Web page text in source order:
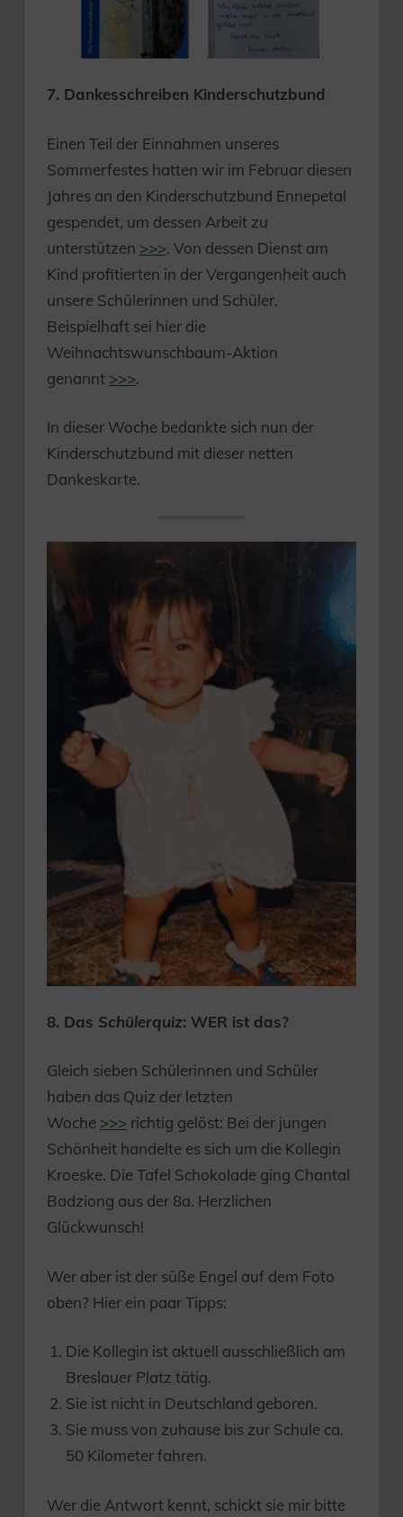
7. Dankesschreiben Kinderschutzbund
Einen Teil der Einnahmen unseres
Sommerfestes hatten wir im Februar diesen
Jahres an den Kinderschutzbund Ennepetal
gespendet, um dessen Arbeit zu
unterstützen >>>. Von dessen Dienst am
Kind profitierten in der Vergangenheit auch
unsere Schülerinnen und Schüler.
Beispielhaft sei hier die
Weihnachtswunschbaum-Aktion
genannt >>>.
In dieser Woche bedankte sich nun der
Kinderschutzbund mit dieser netten
Dankeskarte.
8. Das Schülerquiz: WER ist das?
Gleich sieben Schülerinnen und Schüler
haben das Quiz der letzten
Woche >>> richtig gelöst: Bei der jungen
Schönheit handelte es sich um die Kollegin
Kroeske. Die Tafel Schokolade ging Chantal
Badziong aus der 8a. Herzlichen
Glückwunsch!
Wer aber ist der süße Engel auf dem Foto
oben? Hier ein paar Tipps:
Die Kollegin ist aktuell ausschließlich am
Breslauer Platz tätig.
Sie ist nicht in Deutschland geboren.
Sie muss von zuhause bis zur Schule ca.
50 Kilometer fahren.
Wer die Antwort kennt, schickt sie mir bitte